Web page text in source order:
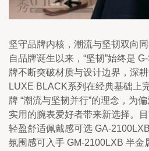
坚守品牌内核，潮流与坚韧双向
自品牌诞生以来，“坚韧”始终是
牌不断突破材质与设计边界，深
LUXE BLACK系列在经典基础上
牌 “潮流与坚韧并行”的理念，为
实用的腕表爱好者带来新选择。
轻盈舒适佩戴感可选 GA-
氛围感可入手 GM-2100LXB 半金